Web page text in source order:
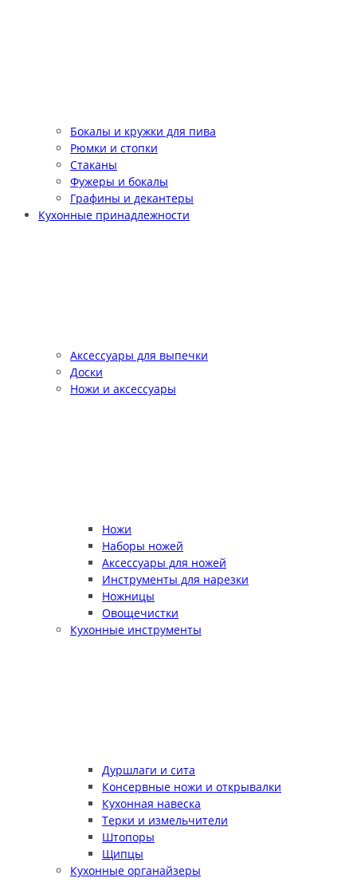
Бокалы и кружки для пива
Рюмки и стопки
Стаканы
Фужеры и бокалы
Графины и декантеры
Кухонные принадлежности
Аксессуары для выпечки
Доски
Ножи и аксессуары
Ножи
Наборы ножей
Аксессуары для ножей
Инструменты для нарезки
Ножницы
Овощечистки
Кухонные инструменты
Дуршлаги и сита
Консервные ножи и открывалки
Кухонная навеска
Терки и измельчители
Штопоры
Щипцы
Кухонные органайзеры